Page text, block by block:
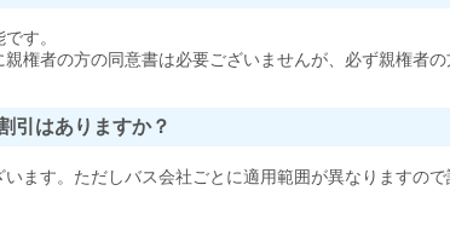
す。
親権者の方の同意書は必要ございませんが、必ず親権者
引はありますか？
います。ただしバス会社ごとに適用範囲が異なりますので